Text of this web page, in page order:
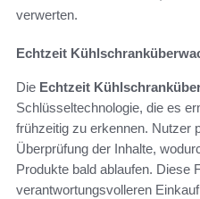
verwerten.
Echtzeit
Die Echtzeit
Schlüsseltechnologie, die es
frühzeitig zu erkennen. Nutzer
Überprüfung der Inhalte,
Produkte bald ablaufen. Diese
verantwortungsvolleren